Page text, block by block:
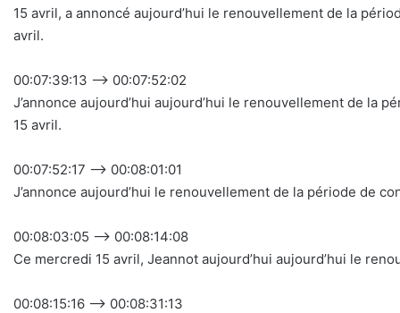
15 avril, a annoncé aujourd’hui le renouvellement de la
avril.
00:07:39:13 –> 00:07:52:02
J’annonce aujourd’hui aujourd’hui le renouvellement de la
15 avril.
00:07:52:17 –> 00:08:01:01
J’annonce aujourd’hui le renouvellement de la période de
00:08:03:05 –> 00:08:14:08
Ce mercredi 15 avril, Jeannot aujourd’hui aujourd’hui le
00:08:15:16 –> 00:08:31:13